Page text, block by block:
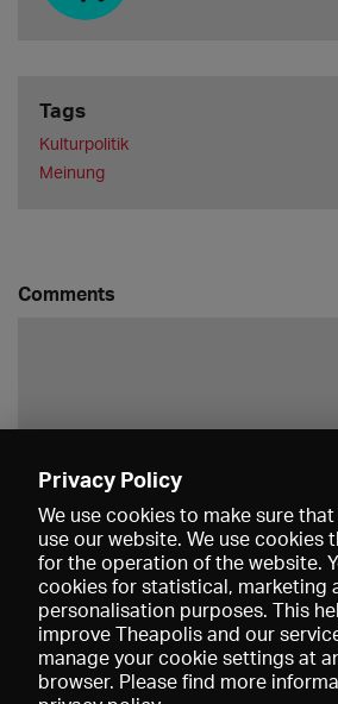
Tags
Kulturpolitik
Meinung
Comments
Privacy Policy
We use cookies to make sure
use our website. We use cookies
for the operation of the website.
cookies for statistical, marketing
personalisation purposes. This
improve Theapolis and our
manage your cookie settings at
browser. Please find more